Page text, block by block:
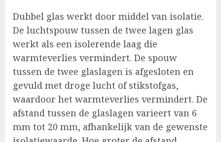
Dubbel glas werkt door middel van isolatie.
De luchtspouw tussen de twee lagen glas
werkt als een isolerende laag die
warmteverlies vermindert. De spouw
tussen de twee glaslagen is afgesloten en
gevuld met droge lucht of stikstofgas,
waardoor het warmteverlies vermindert. De
afstand tussen de glaslagen varieert van 6
mm tot 20 mm, afhankelijk van de gewenste